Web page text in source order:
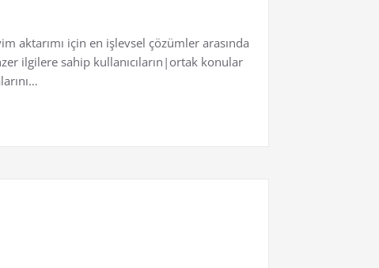
aktarımı için en işlevsel çözümler arasında
ilgilere sahip kullanıcıların|ortak konular